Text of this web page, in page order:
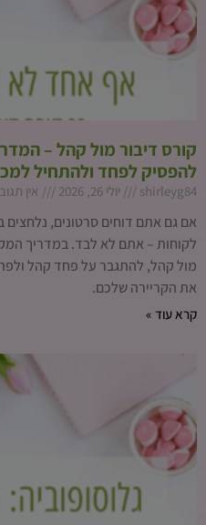
קורס דיבור מול קהל –
להפסיק לפחד ולהתחיל
shirleyg84 יולי 26, 2026 אין
אם גם אתם דוחים סרטונים,
לקוחות – אתם לא לבד. במדריך
מול קהל, להתגבר על פחד קהל
את הקריירה שלכם.
קרא עוד »